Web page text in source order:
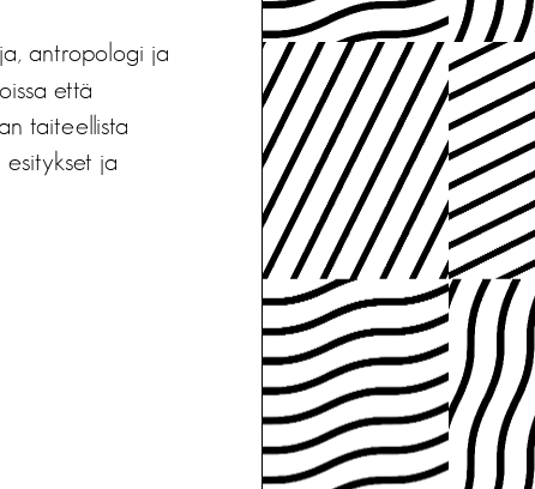
antropologi ja
että
taiteellista
esitykset ja